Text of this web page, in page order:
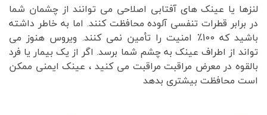
لنزها یا عینک های آفتابی اصلاحی می توانند از چشمان شما
در برابر قطرات تنفسی آلوده محافظت کنند. اما به خاطر داشته
باشید که 100٪ امنیت را تأمین نمی کنند. ویروس هنوز می
تواند از اطراف عینک به چشم شما برسد. اگر از یک بیمار یا فرد
بالقوه در معرض مراقبت مراقبت می کنید ، عینک ایمنی ممکن
است محافظت بیشتری بدهد